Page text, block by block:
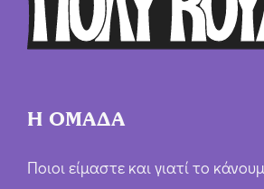
Η ΟΜΑΔΑ
Ποιοι είμαστε και γιατί το